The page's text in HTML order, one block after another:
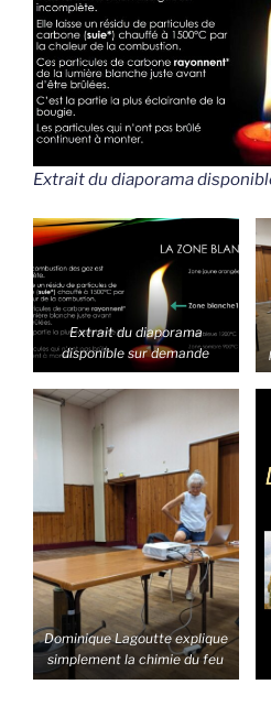
Extrait du diaporama
Extrait du diaporama
disponible sur demande
Dominique Lagoutte explique
simplement la chimie du feu